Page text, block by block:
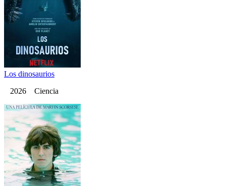
Los dinosaurios
2026 Ciencia